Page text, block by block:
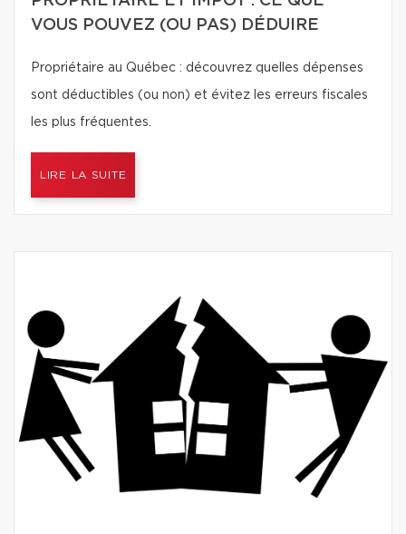
VOUS POUVEZ (OU PAS) DÉDUIRE
Propriétaire au Québec : découvrez quelles dépenses
sont déductibles (ou non) et évitez les erreurs fiscales
les plus fréquentes.
LIRE LA SUITE